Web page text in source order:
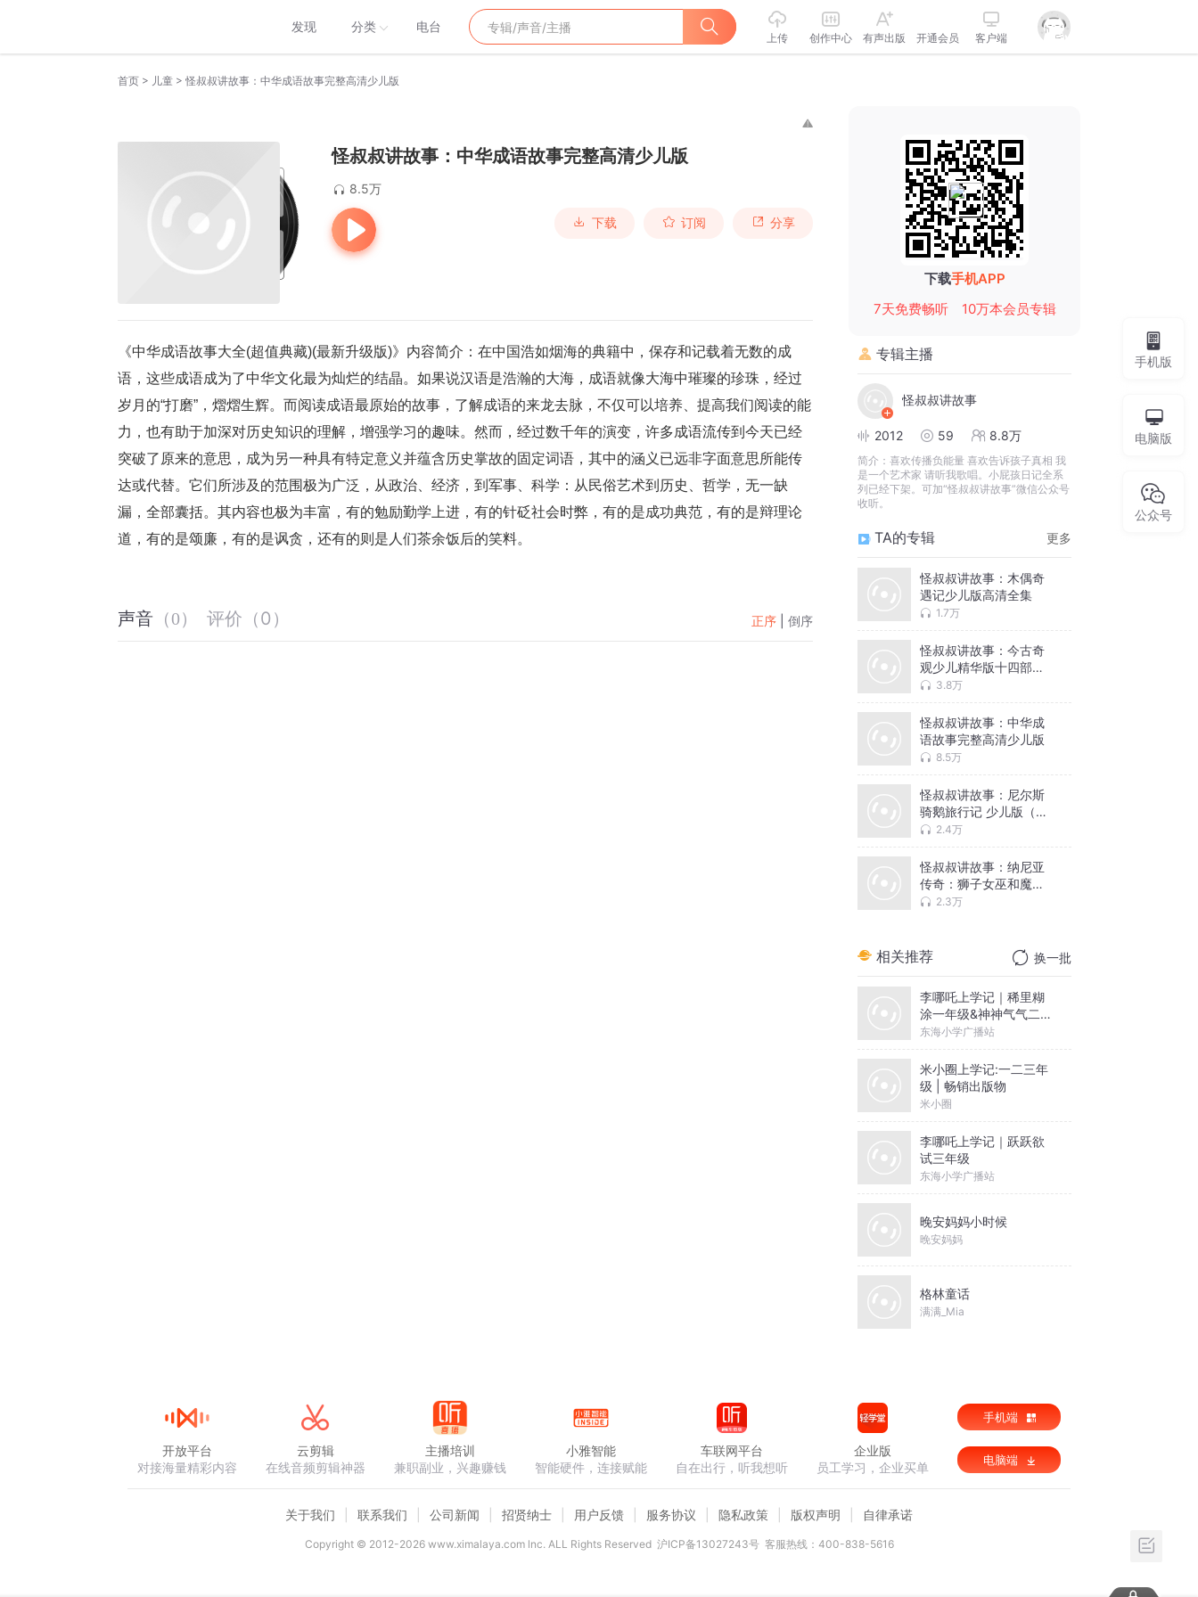
发现 分类 电台
上传 创作中心 有声出版 开通会员 客户端
首页 > 儿童 > 怪叔叔讲故事：中华成语故事完整高清少儿版
怪叔叔讲故事：中华成语故事完整高清少儿版
8.5万
下载 订阅 分享
《中华成语故事大全(超值典藏)(最新升级版)》内容简介：在中国浩如烟海的典籍中，保存和记载着无数的成
语，这些成语成为了中华文化最为灿烂的结晶。如果说汉语是浩瀚的大海，成语就像大海中璀璨的珍珠，经过
岁月的“打磨”，熠熠生辉。而阅读成语最原始的故事，了解成语的来龙去脉，不仅可以培养、提高我们阅读的能
力，也有助于加深对历史知识的理解，增强学习的趣味。然而，经过数千年的演变，许多成语流传到今天已经
突破了原来的意思，成为另一种具有特定意义并蕴含历史掌故的固定词语，其中的涵义已远非字面意思所能传
达或代替。它们所涉及的范围极为广泛，从政治、经济，到军事、科学：从民俗艺术到历史、哲学，无一缺
漏，全部囊括。其内容也极为丰富，有的勉励勤学上进，有的针砭社会时弊，有的是成功典范，有的是辩理论
道，有的是颂廉，有的是讽贪，还有的则是人们茶余饭后的笑料。
声音 （0） 评价 （0 ） 正序 倒序
下载手机APP
7天免费畅听
10万本会员专辑
专辑主播
怪叔叔讲故事
2012 59 8.8万
简介： 喜欢传播负能量 喜欢告诉孩子真相 我
是一个艺术家 请听我歌唱。小屁孩日记全系
列已经下架。可加“怪叔叔讲故事”微信公众号
收听。
TA的专辑 更多
怪叔叔讲故事：木偶奇
遇记少儿版高清全集
1.7万
怪叔叔讲故事：今古奇
观少儿精华版十四部高
清完整录音
3.8万
怪叔叔讲故事：中华成
语故事完整高清少儿版
8.5万
怪叔叔讲故事：尼尔斯
骑鹅旅行记 少儿版（完
结）2.4万
怪叔叔讲故事：纳尼亚
传奇：狮子女巫和魔衣
橱 2.3万
相关推荐 换一批
李哪吒上学记｜稀里糊
涂一年级&神神气气二年
级
东海小学广播站
米小圈上学记:一二三年
级 | 畅销出版物
米小圈
李哪吒上学记｜跃跃欲
试三年级
东海小学广播站
晚安妈妈小时候
晚安妈妈
格林童话
满满_Mia
手机版
电脑版
公众号
开放平台
对接海量精彩内容
云剪辑
在线音频剪辑神器
主播培训
兼职副业，兴趣赚钱
小雅智能
智能硬件，连接赋能
车联网平台
自在出行，听我想听
企业版
员工学习，企业买单
手机端
电脑端
关于我们 联系我们 公司新闻 招贤纳士 用户反馈 服务协议 隐私政策 版权声明 自律承诺
Copyright © 2012-2026www.ximalaya.com lnc. ALL Rights Reserved 沪ICP备13027243号 客服热线：400-838-5616